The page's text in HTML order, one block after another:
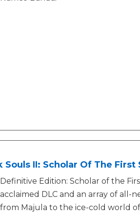
Souls II: Scholar Of The
Definitive Edition: Scholar of the
acclaimed DLC and an array of
from Majula to the ice-cold world